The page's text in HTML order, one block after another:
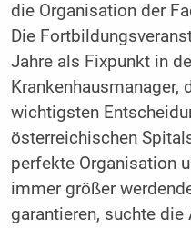
die Organisation der
Die
Jahre als Fixpunkt in
Krankenhausmanager,
wichtigsten
österreichischen
perfekte Organisation
immer größer
garantieren, suchte die